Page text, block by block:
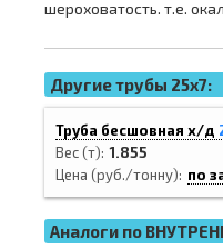
шероховатость. т.е.
Другие трубы 25x7:
Труба бесшовная х/д
Вес (т) 1.855
Цена (руб./тонну)
по
Аналоги по